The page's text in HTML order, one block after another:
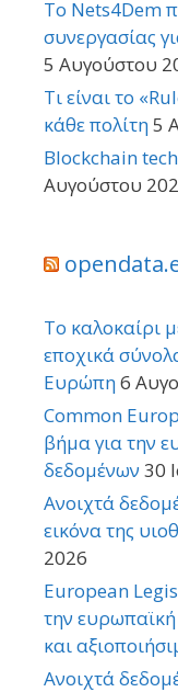
Το Nets4Dem
συνεργασίας
5 Αυγούστου
Τι είναι το
κάθε πολίτη5
Blockchain
Αυγούστου
Το καλοκαίρι
εποχικά
Ευρώπη6
Common
βήμα για την
δεδομένων 30
Ανοιχτά
εικόνα της
2026
European
την
και
Ανοιχτά